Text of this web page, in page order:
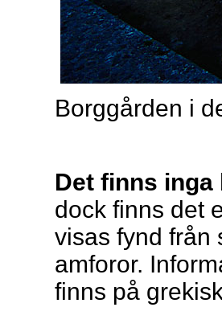
Borggården i
Det finns
dock finns det
visas fynd från
amforor.
finns på